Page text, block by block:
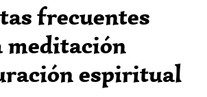
frecuentes
meditación
espiritual